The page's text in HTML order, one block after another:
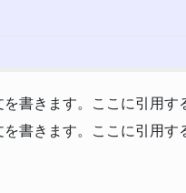
書きます。ここに引用す
書きます。ここに引用す